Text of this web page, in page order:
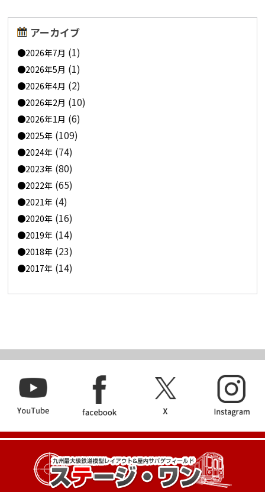
アーカイブ
2026年7月 (1)
2026年5月 (1)
2026年4月 (2)
2026年2月 (10)
2026年1月 (6)
2025年 (109)
2024年 (74)
2023年 (80)
2022年 (65)
2021年 (4)
2020年 (16)
2019年 (14)
2018年 (23)
2017年 (14)